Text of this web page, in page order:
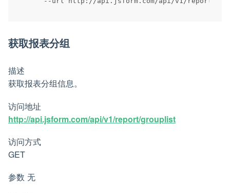
获取报表分组
描述
获取报表分组信息。
访问地址
http://api.jsform.com/api/v1/report/grouplist
访问方式
GET
参数 无